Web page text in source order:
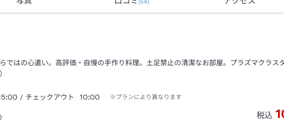
(54)
ではの心遣い。高評価・自慢の手作り料理。土足禁止の清潔なお部屋。プラズマクラス
/ チェックアウト 10:00 ※プランにより異なります
税込